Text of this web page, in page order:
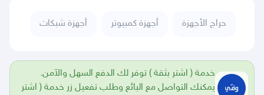
حراج الأجهزة أجهزة كمبيوتر أجهزة شبكات
خدمة ( اشتر بثقة ) توفر لك الدفع السهل والآمن.
يمكنك التواصل مع البائع وطلب تفعيل زر خدمة ( اشتر